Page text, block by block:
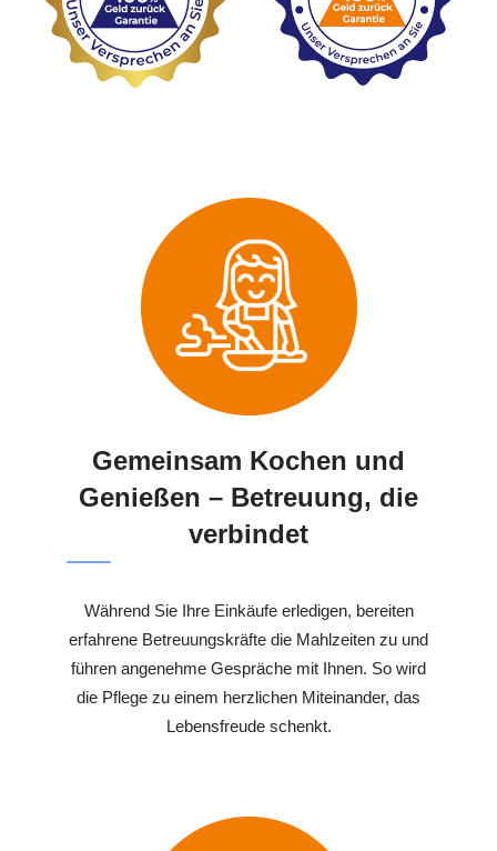
Gemeinsam Kochen und
Genießen – Betreuung, die
verbindet
Während Sie Ihre Einkäufe erledigen, bereiten
erfahrene Betreuungskräfte die Mahlzeiten zu und
führen angenehme Gespräche mit Ihnen. So wird
die Pflege zu einem herzlichen Miteinander, das
Lebensfreude schenkt.